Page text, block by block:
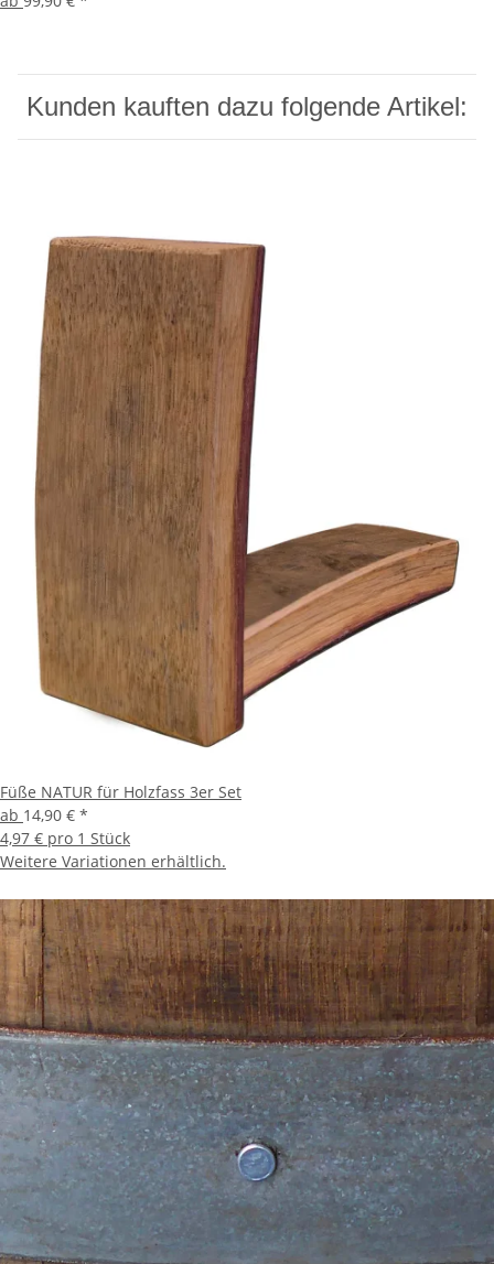
Kunden kauften dazu folgende Artikel:
Füße NATUR für Holzfass 3er Set
ab 14,90 € *
4,97 € pro 1 Stück
Weitere Variationen erhältlich.